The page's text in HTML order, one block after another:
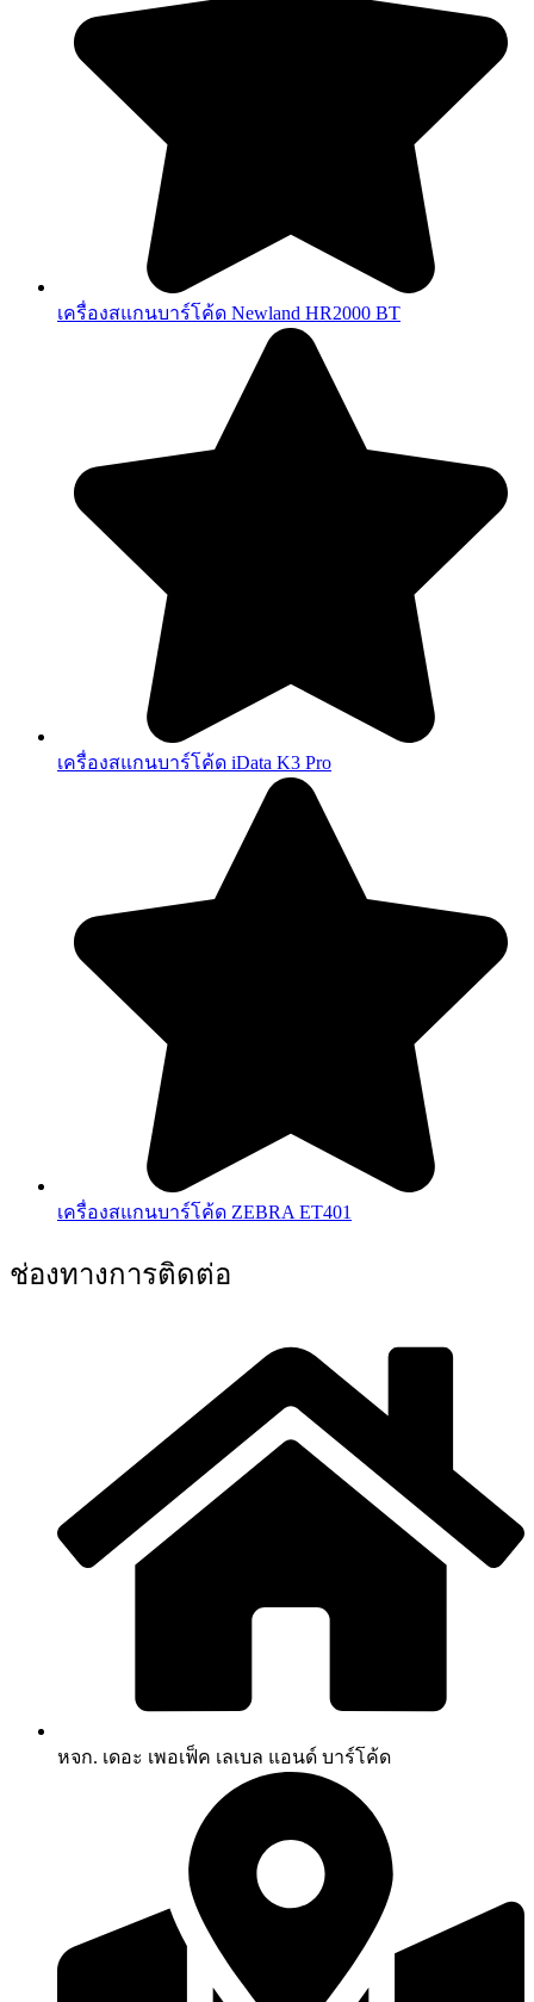
เครื่องสแกนบาร์โค้ด Newland HR2000 BT
เครื่องสแกนบาร์โค้ด iData K3 Pro
เครื่องสแกนบาร์โค้ด ZEBRA ET401
ช่องทางการติดต่อ
หจก. เดอะ เพอเฟ็ค เลเบล แอนด์ บาร์โค้ด